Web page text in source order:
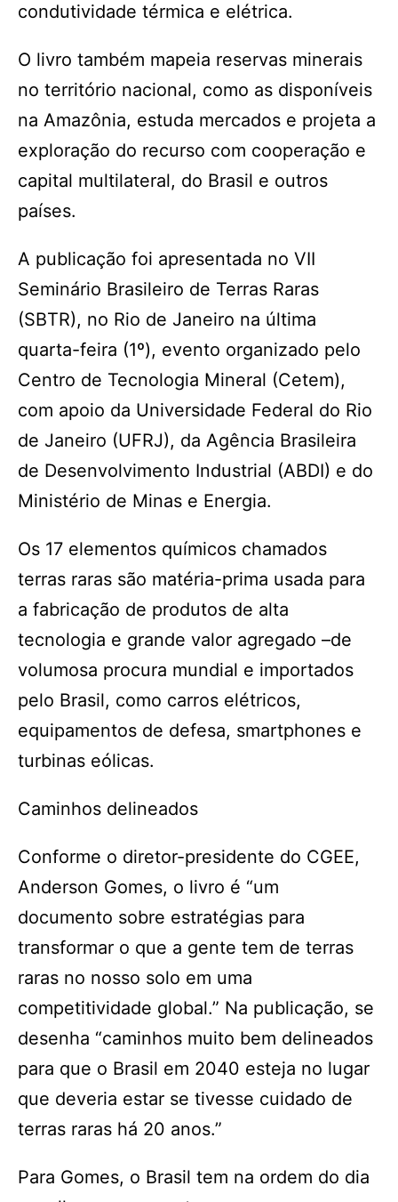
condutividade térmica e elétrica.
O livro também mapeia reservas minerais
no território nacional, como as disponíveis
na Amazônia, estuda mercados e projeta a
exploração do recurso com cooperação e
capital multilateral, do Brasil e outros
países.
A publicação foi apresentada no VII
Seminário Brasileiro de Terras Raras
(SBTR), no Rio de Janeiro na última
quarta-feira (1º), evento organizado pelo
Centro de Tecnologia Mineral (Cetem),
com apoio da Universidade Federal do Rio
de Janeiro (UFRJ), da Agência Brasileira
de Desenvolvimento Industrial (ABDI) e do
Ministério de Minas e Energia.
Os 17 elementos químicos chamados
terras raras são matéria-prima usada para
a fabricação de produtos de alta
tecnologia e grande valor agregado –de
volumosa procura mundial e importados
pelo Brasil, como carros elétricos,
equipamentos de defesa, smartphones e
turbinas eólicas.
Caminhos delineados
Conforme o diretor-presidente do CGEE,
Anderson Gomes, o livro é “um
documento sobre estratégias para
transformar o que a gente tem de terras
raras no nosso solo em uma
competitividade global.” Na publicação, se
desenha “caminhos muito bem delineados
para que o Brasil em 2040 esteja no lugar
que deveria estar se tivesse cuidado de
terras raras há 20 anos.”
Para Gomes, o Brasil tem na ordem do dia